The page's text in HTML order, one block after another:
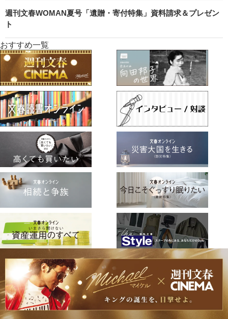
週刊文春WOMAN夏号「遺贈・寄付特集」資料請求＆プレゼン
ト
おすすめ一覧